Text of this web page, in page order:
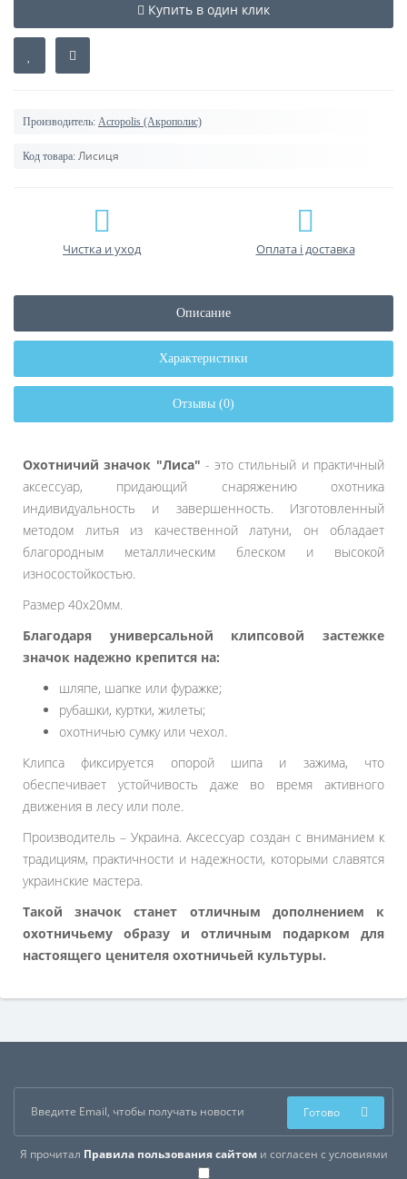
Купить в один клик
Производитель: Acropolis (Акрополис)
Код товара: Лисиця
Чистка и уход Оплата і доставка
Описание
Характеристики
Отзывы (0)
Охотничий значок "Лиса" - это стильный и практичный
аксессуар, придающий снаряжению охотника
индивидуальность и завершенность. Изготовленный
методом литья из качественной латуни, он обладает
благородным металлическим блеском и высокой
износостойкостью.
Размер 40х20мм.
Благодаря универсальной клипсовой застежке
значок надежно крепится на:
шляпе, шапке или фуражке;
рубашки, куртки, жилеты;
охотничью сумку или чехол.
Клипса фиксируется опорой шипа и зажима, что
обеспечивает устойчивость даже во время активного
движения в лесу или поле.
Производитель – Украина. Аксессуар создан с вниманием к
традициям, практичности и надежности, которыми славятся
украинские мастера.
Такой значок станет отличным дополнением к
охотничьему образу и отличным подарком для
настоящего ценителя охотничьей культуры.
Я прочитал Правила пользования сайтоми согласен с условиями
Готово